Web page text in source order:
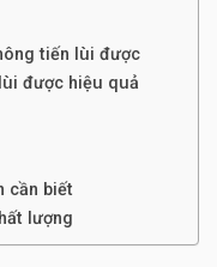
tiến lùi được
được hiệu quả
cần biết
lượng